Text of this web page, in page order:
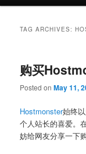
TAG ARCHIVES:
购买
Posted onMay 11,
Hostmonster始终
个人站长的喜爱。
妨给网友分享一下